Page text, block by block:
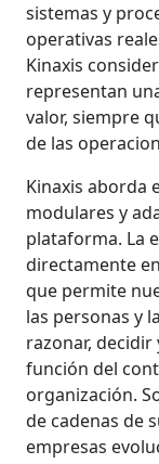
sistemas y
operativas
Kinaxis
representan
valor, siempre
de las
Kinaxis aborda
modulares y
plataforma. La
directamente
que permite
las personas y
razonar,
función del
organización.
de cadenas de
empresas